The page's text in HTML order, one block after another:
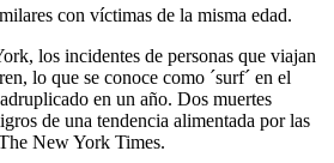
con víctimas de la misma edad.
los incidentes de personas que viajan
lo que se conoce como ´surf´ en el
en un año. Dos muertes
de una tendencia alimentada por las
New York Times.